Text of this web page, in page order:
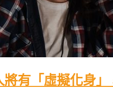
有「虛擬化身